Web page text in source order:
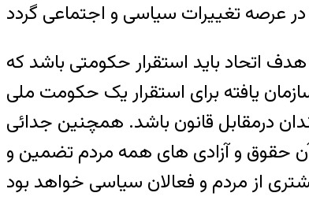
هدف اتحاد باید استقرار حکومتی باشد که
یافته برای استقرار یک حکومت ملی
درمقابل قانون باشد. همچنین جدائی
حقوق و آزادی های همه مردم تضمین و